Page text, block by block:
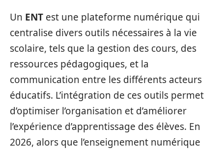
Un ENT est une plateforme numérique qui
centralise divers outils nécessaires à la vie
scolaire, tels que la gestion des cours, des
ressources pédagogiques, et la
communication entre les différents acteurs
éducatifs. L’intégration de ces outils permet
d’optimiser l’organisation et d’améliorer
l’expérience d’apprentissage des élèves. En
2026, alors que l’enseignement numérique